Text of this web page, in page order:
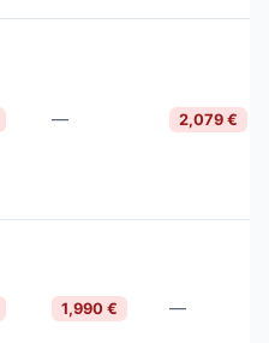
— 2,079 €
1,990 € —